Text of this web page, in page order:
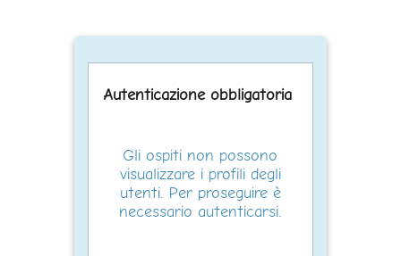
Autenticazione obbligatoria
Gli ospiti non possono
visualizzare i profili degli
utenti. Per proseguire è
necessario autenticarsi.